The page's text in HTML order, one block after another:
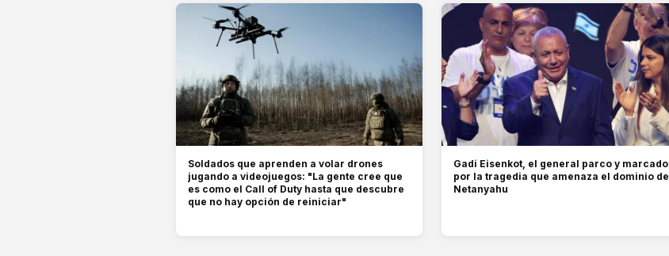
Soldados que aprenden a volar drones
jugando a videojuegos: "La gente cree que
es como el Call of Duty hasta que descubre
que no hay opción de reiniciar"
Gadi Eisenkot, el general parco y marcado
por la tragedia que amenaza el dominio de
Netanyahu